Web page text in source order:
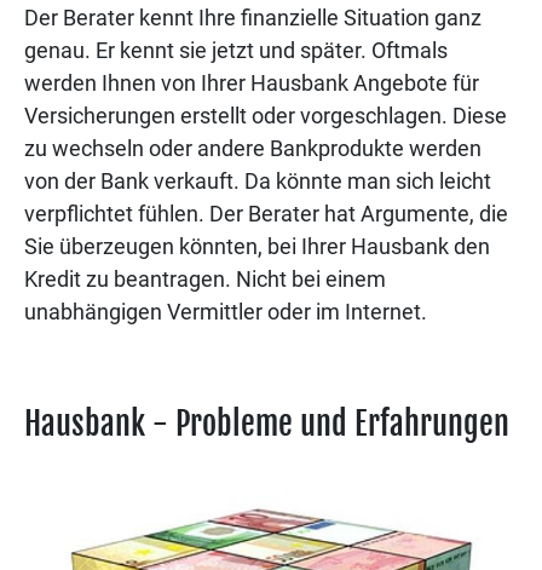
Der Berater kennt Ihre finanzielle Situation ganz
genau. Er kennt sie jetzt und später. Oftmals
werden Ihnen von Ihrer Hausbank Angebote für
Versicherungen erstellt oder vorgeschlagen. Diese
zu wechseln oder andere Bankprodukte werden
von der Bank verkauft. Da könnte man sich leicht
verpflichtet fühlen. Der Berater hat Argumente, die
Sie überzeugen könnten, bei Ihrer Hausbank den
Kredit zu beantragen. Nicht bei einem
unabhängigen Vermittler oder im Internet.
Hausbank - Probleme und Erfahrungen